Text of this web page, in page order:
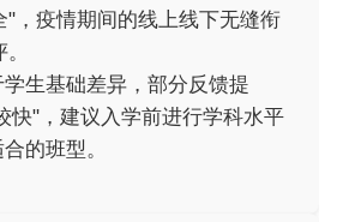
"，疫情期间的线上线下无缝衔
生基础差异，部分反馈提
快"，建议入学前进行学科水平
的班型。